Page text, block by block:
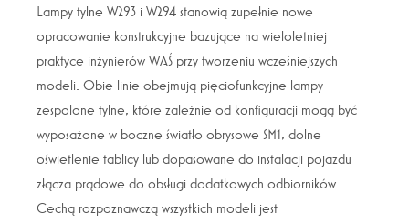
Lampy tylne W293 i W294 stanowią zupełnie nowe
opracowanie konstrukcyjne bazujące na wieloletniej
praktyce inżynierów WAŚ przy tworzeniu wcześniejszych
modeli. Obie linie obejmują pięciofunkcyjne lampy
zespolone tylne, które zależnie od konfiguracji mogą być
wyposażone w boczne światło obrysowe SM1, dolne
oświetlenie tablicy lub dopasowane do instalacji pojazdu
złącza prądowe do obsługi dodatkowych odbiorników.
Cechą rozpoznawczą wszystkich modeli jest